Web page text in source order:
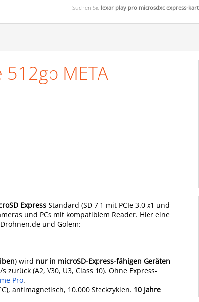
Suchen Sie lexar play pro microsdxc express-
META
Express-Standard (SD 7.1 mit PCIe 3.0 x1 und
und PCs mit kompatiblem Reader. Hier eine
und Golem:
) wird nur in microSD-Express-fähigen Geräten
(A2, V30, U3, Class 10). Ohne Express-
Pro.
antimagnetisch, 10.000 Steckzyklen. 10 Jahre